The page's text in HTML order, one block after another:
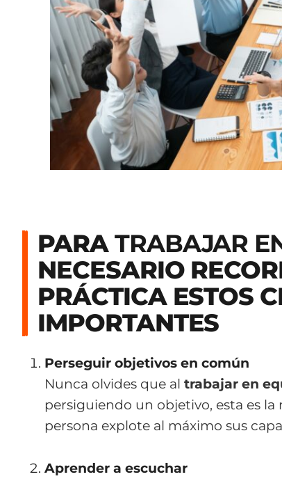
PARATRABAJAR
NECESARIO
PRÁCTICA ESTOS
IMPORTANTES
Perseguir objetivos en común
Nunca olvides que al trabajar en
persiguiendo un objetivo, esta es
persona explote al máximo sus
Aprender a escuchar